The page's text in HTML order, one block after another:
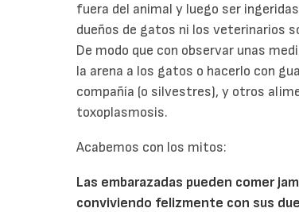
fuera del animal y luego ser
dueños de gatos ni los veterinarios
De modo que con observar unas
la arena a los gatos o hacerlo con
compañía (o silvestres), y otros
toxoplasmosis.
Acabemos con los mitos:
Las embarazadas pueden comer
conviviendo felizmente con sus